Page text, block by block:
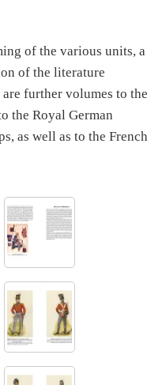
of the various units, a
of the literature
further volumes to the
the Royal German
as well as to the French